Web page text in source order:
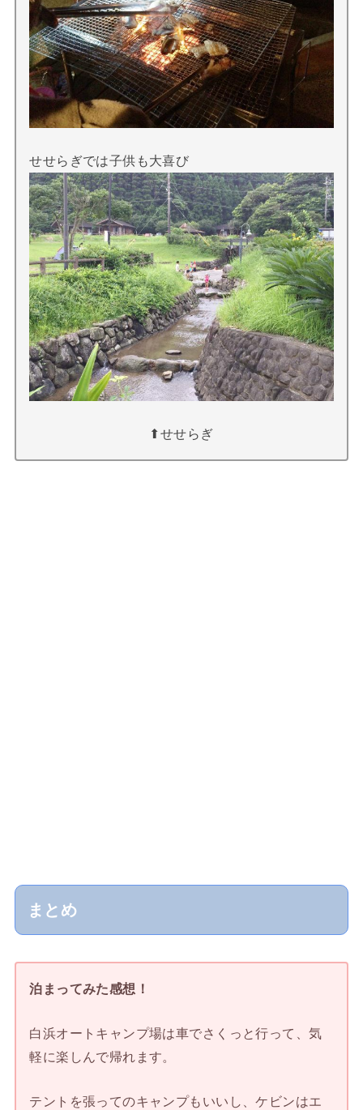
せせらぎでは子供も大喜び
⬆︎せせらぎ
まとめ
泊まってみた感想！
白浜オートキャンプ場は車でさくっと行って、気
軽に楽しんで帰れます。
テントを張ってのキャンプもいいし、ケビンはエ